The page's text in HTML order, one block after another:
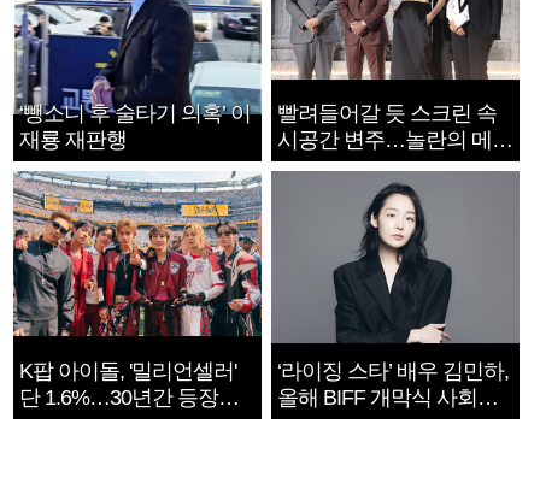
‘뺑소니 후 술타기 의혹’ 이
재룡 재판행
빨려들어갈 듯 스크린 속
시공간 변주…놀란의 메시
지는 ‘전쟁 속죄’
K팝 아이돌, '밀리언셀러'
단 1.6%…30년간 등장
1182개팀 전수조사
‘라이징 스타’ 배우 김민하,
올해 BIFF 개막식 사회자
확정